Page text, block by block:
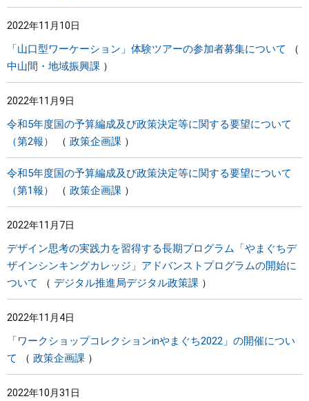
2022年11月10日
「山口型ワーケーション」体験ツアーの参加者募集について
中山間・地域振興課
2022年11月9日
令和5年度国の予算編成及び政策決定等に関する要望について
（第2報）
政策企画課
令和5年度国の予算編成及び政策決定等に関する要望について
（第1報）
政策企画課
2022年11月7日
デザイン思考の実践力を習得する長期プログラム「やまぐちデ
ザインシンキングカレッジ」アドバンストプログラムの開始に
ついて
デジタル推進局デジタル政策課
2022年11月4日
「ワークショップコレクションinやまぐち2022」の開催につい
て
政策企画課
2022年10月31日